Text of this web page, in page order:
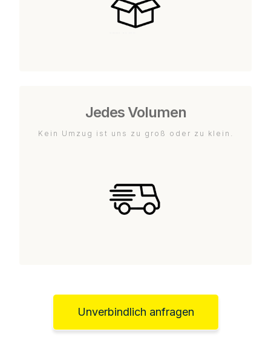
Jedes Volumen
Kein Umzug ist uns zu groß oder zu klein.
Unverbindlich anfragen